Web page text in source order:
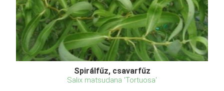
Spirálfűz, csavarfűz
Salix matsudana 'Tortuosa'